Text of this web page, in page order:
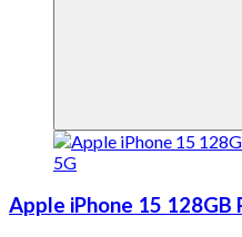
Apple iPhone 15 128GB